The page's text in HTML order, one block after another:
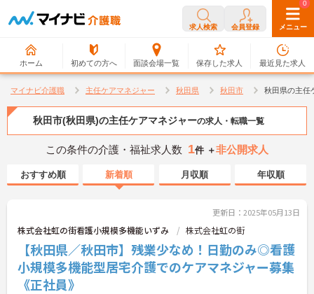
求人検索 会員登録 メニュー
ホーム 初めての方へ 面談会場一覧
0
保存した求人
0
最近見た求人
マイナビ介護職 主任ケアマネジャー 秋田県 秋田市 秋田県の主任
秋田市(秋田県)の主任ケアマネジャーの求人・転職一覧
この条件の介護・福祉求人数 1件 ＋非公開求人
おすすめ順 新着順 月収順 年収順
更新日：2025年05月13日
株式会社虹の街看護小規模多機能いずみ 株式会社虹の街
【秋田県／秋田市】残業少なめ！日勤のみ◎看護
小規模多機能型居宅介護でのケアマネジャー募集
《正社員》